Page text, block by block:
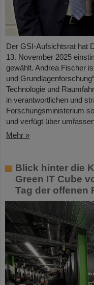
Der GSI-Aufsichtsrat hat
13. November 2025
gewählt. Andrea Fischer
und
Technologie und
in verantwortlichen und
Forschungsministerium
und verfügt über
Mehr »
Blick hinter die
Green IT Cube
Tag der offenen